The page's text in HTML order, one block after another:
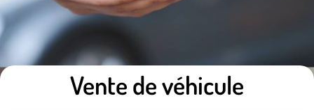
Vente de véhicule